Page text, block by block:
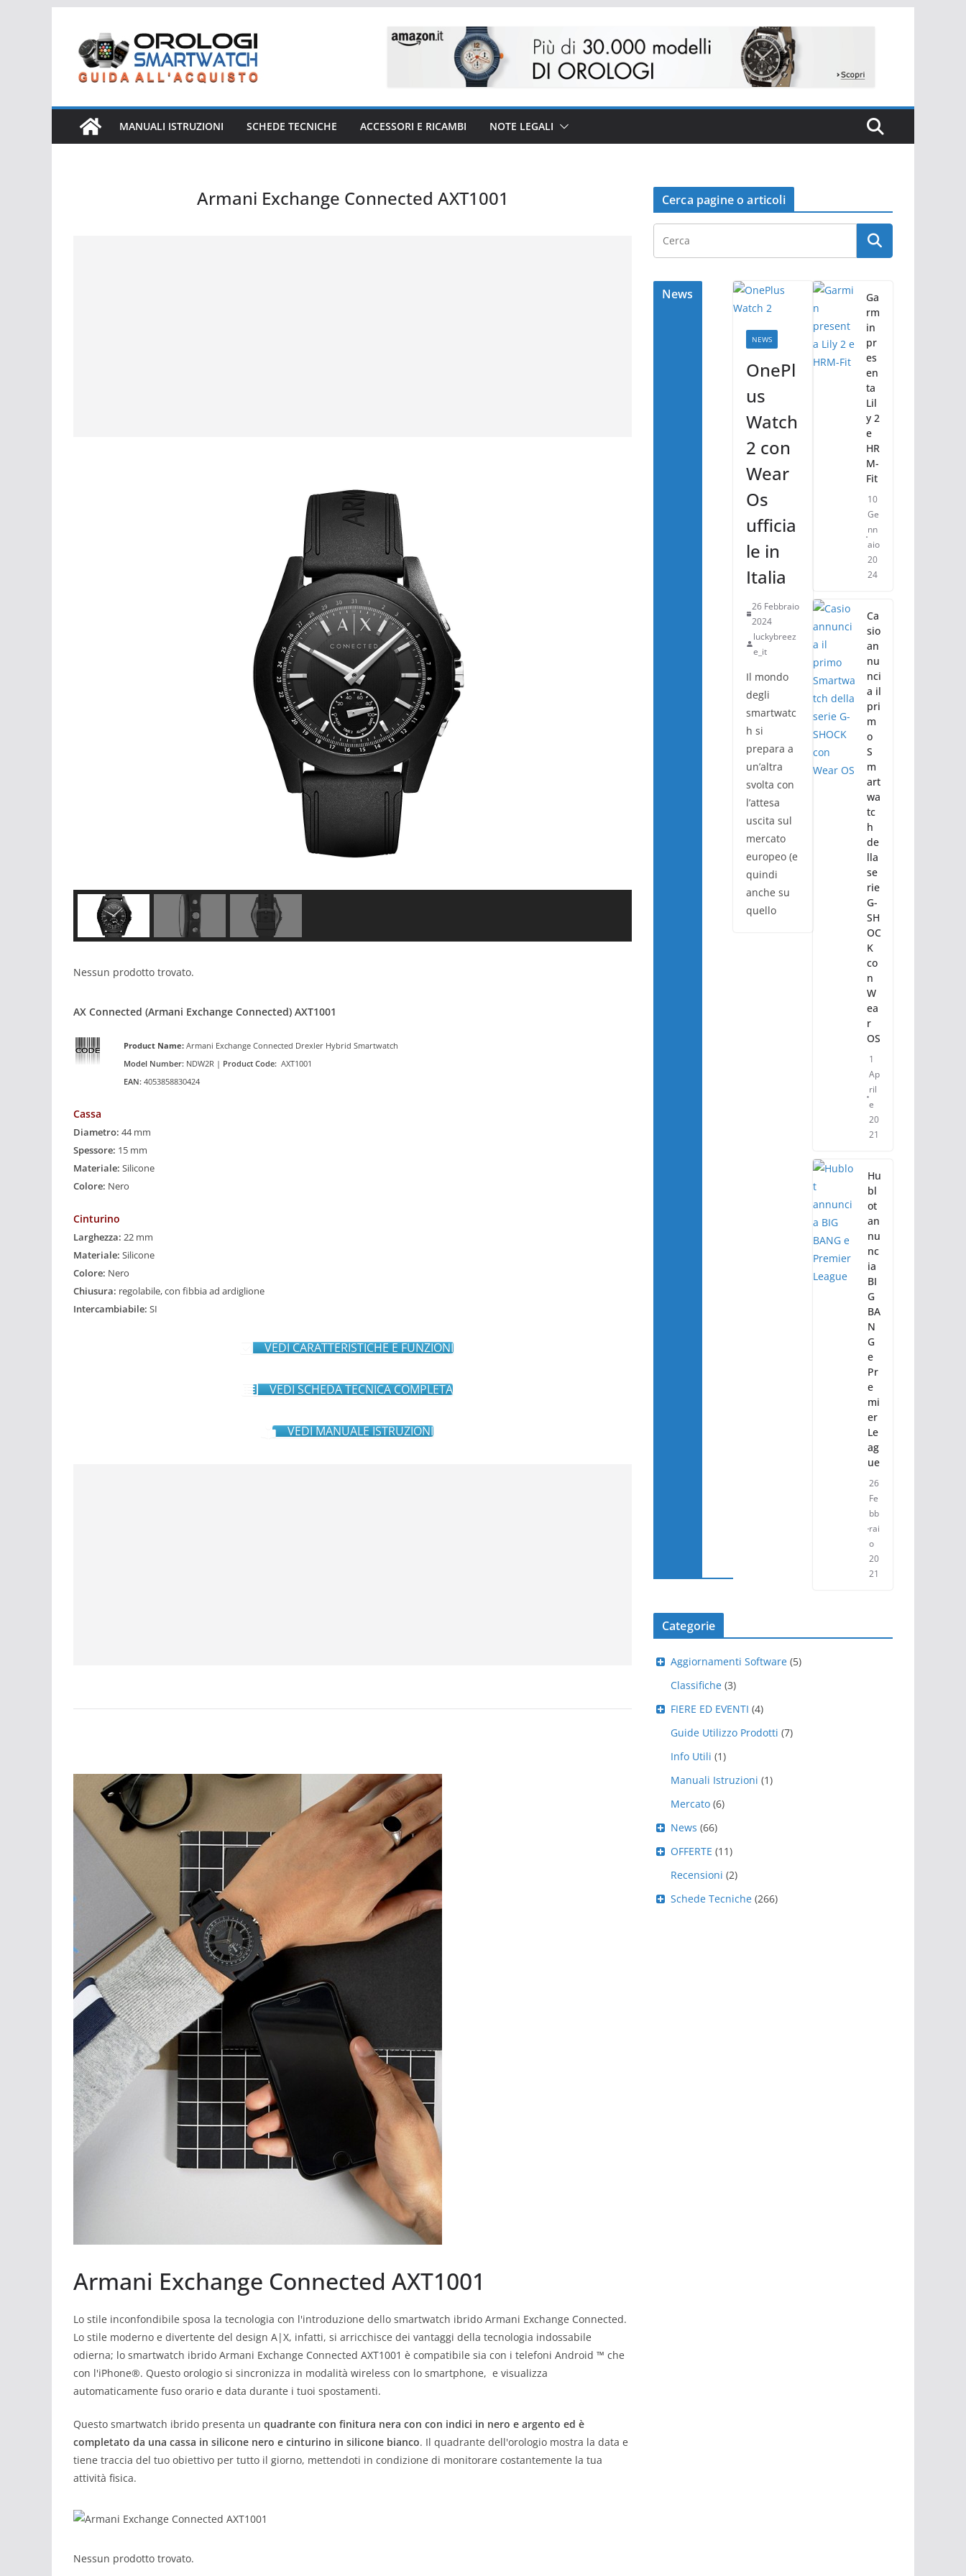
contenuto
MANUALI ISTRUZIONI SCHEDE TECNICHE ACCESSORI E RICAMBI NOTE LEGALI
Armani Exchange Connected AXT1001
Nessun prodotto trovato.
AX Connected (Armani Exchange Connected) AXT1001
Product Name: Armani Exchange Connected Drexler Hybrid Smartwatch
Model Number: NDW2R | Product Code: AXT1001
EAN: 4053858830424
Cassa
Diametro: 44 mm
Spessore: 15 mm
Materiale: Silicone
Colore: Nero
Cinturino
Larghezza: 22 mm
Materiale: Silicone
Colore: Nero
Chiusura: regolabile, con fibbia ad ardiglione
Intercambiabile: SI
VEDI CARATTERISTICHE E FUNZIONI
VEDI SCHEDA TECNICA COMPLETA
VEDI MANUALE ISTRUZIONI
Armani Exchange Connected AXT1001
Lo stile inconfondibile sposa la tecnologia con l'introduzione dello smartwatch ibrido Armani Exchange Connected.
Lo stile moderno e divertente del design A|X, infatti, si arricchisce dei vantaggi della tecnologia indossabile
odierna; lo smartwatch ibrido Armani Exchange Connected AXT1001 è compatibile sia con i telefoni Android ™ che
con l'iPhone®. Questo orologio si sincronizza in modalità wireless con lo smartphone, e visualizza
automaticamente fuso orario e data durante i tuoi spostamenti.
Questo smartwatch ibrido presenta un quadrante con finitura nera con con indici in nero e argento ed è
completato da una cassa in silicone nero e cinturino in silicone bianco. Il quadrante dell'orologio mostra la data e
tiene traccia del tuo obiettivo per tutto il giorno, mettendoti in condizione di monitorare costantemente la tua
attività fisica.
Nessun prodotto trovato.
Cerca pagine o articoli
News
NEWS
OnePl
us
Watch
2 con
Wear
Os
ufficia
le in
Italia
26 Febbraio
2024
luckybreez
e_it
Il mondo
degli
smartwatc
h si
prepara a
un’altra
svolta con
l’attesa
uscita sul
mercato
europeo (e
quindi
anche su
quello
Ga
rm
in
pr
es
en
ta
Lil
y 2
e
HR
M-
Fit
10
Ge
nn
aio
20
24
Ca
sio
an
nu
nci
a il
pri
m
o
S
m
art
wa
tc
h
de
lla
se
rie
G-
SH
OC
K
co
n
W
ea
r
OS
1
Ap
ril
e
20
21
Hu
bl
ot
an
nu
nc
ia
BI
G
BA
N
G
e
Pr
e
mi
er
Le
ag
ue
26
Fe
bb
rai
o
20
21
Categorie
Aggiornamenti Software(5)
Classifiche(3)
FIERE ED EVENTI (4)
Guide Utilizzo Prodotti (7)
Info Utili (1)
Manuali Istruzioni (1)
Mercato(6)
News (66)
OFFERTE (11)
Recensioni (2)
Schede Tecniche(266)